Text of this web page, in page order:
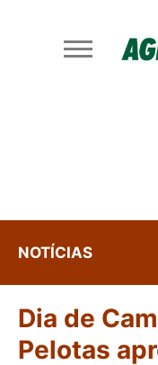
NOTÍCIAS
Dia de
Pelotas